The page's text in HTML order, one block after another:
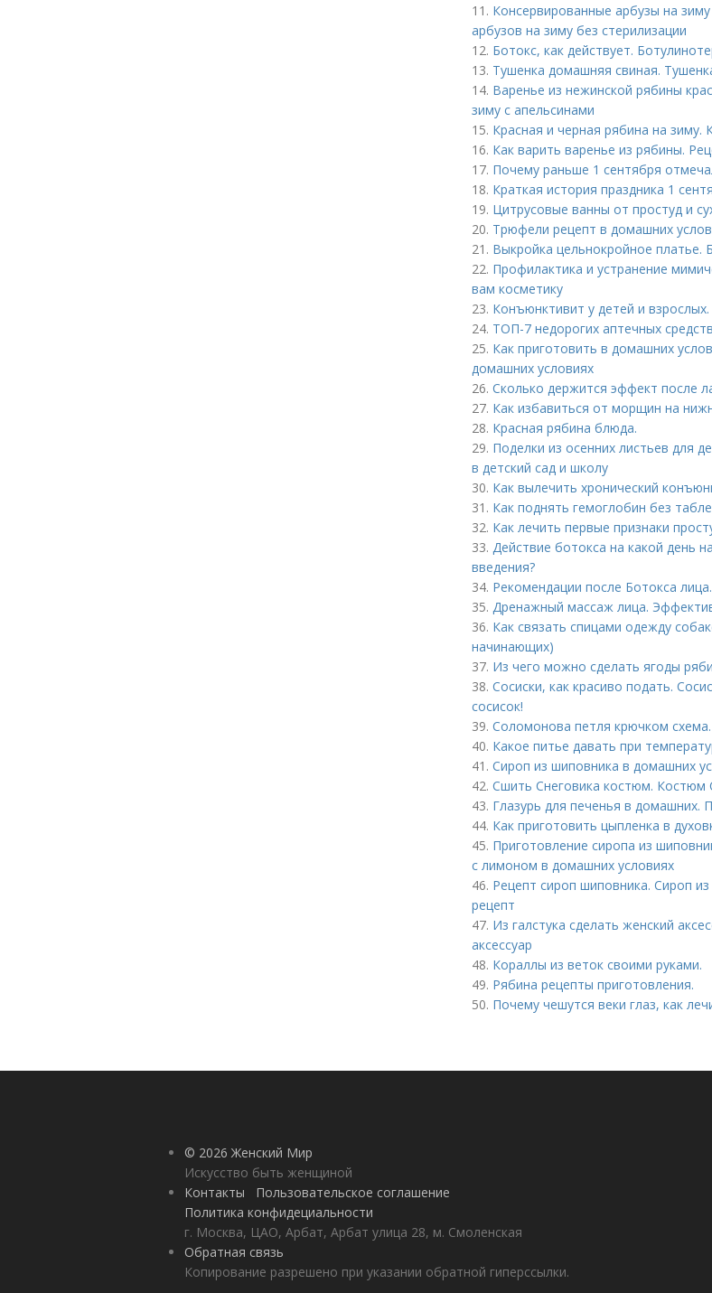
11. Консервированные арбузы на
арбузов на зиму без стерилизации
12. Ботокс, как действует.
13. Тушенка домашняя свиная.
14. Варенье из нежинской рябины
зиму с апельсинами
15. Красная и черная рябина на зиму.
16. Как варить варенье из рябины.
17. Почему раньше 1 сентября
18. Краткая история праздника 1
19. Цитрусовые ванны от простуд и
20. Трюфели рецепт в домашних
21. Выкройка цельнокройное платье.
22. Профилактика и устранение
вам косметику
23. Конъюнктивит у детей и взрослых.
24. ТОП-7 недорогих аптечных
25. Как приготовить в домашних
домашних условиях
26. Сколько держится эффект после
27. Как избавиться от морщин на
28. Красная рябина блюда.
29. Поделки из осенних листьев для
в детский сад и школу
30. Как вылечить хронический
31. Как поднять гемоглобин без
32. Как лечить первые признаки
33. Действие ботокса на какой день
введения?
34. Рекомендации после Ботокса
35. Дренажный массаж лица.
36. Как связать спицами одежду
начинающих)
37. Из чего можно сделать ягоды
38. Сосиски, как красиво подать.
сосисок!
39. Соломонова петля крючком схема.
40. Какое питье давать при
41. Сироп из шиповника в домашних
42. Сшить Снеговика костюм. Костюм
43. Глазурь для печенья в домашних.
44. Как приготовить цыпленка в
45. Приготовление сиропа из
с лимоном в домашних условиях
46. Рецепт сироп шиповника. Сироп
рецепт
47. Из галстука сделать женский
аксессуар
48. Кораллы из веток своими руками.
49. Рябина рецепты приготовления.
50. Почему чешутся веки глаз, как
© 2026 Женский Мир
Искусство быть женщиной
Контакты
Пользовательское соглашение
Политика конфидециальности
г. Москва, ЦАО, Арбат, Арбат улица 28, м. Смоленская
Обратная связь
Копирование разрешено при указании обратной гиперссылки.